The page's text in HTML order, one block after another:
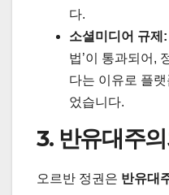
다.
소셜미디어 규제:
법’이 통과되어,
다는 이유로 플
었습니다.
3. 반유대주
오르반 정권은 반유대